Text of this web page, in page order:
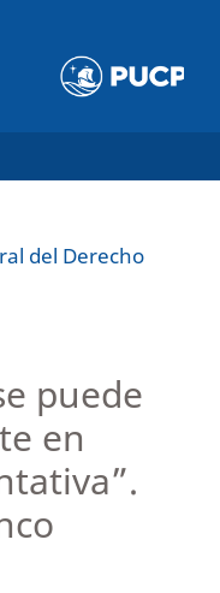
del Derecho
puede
en